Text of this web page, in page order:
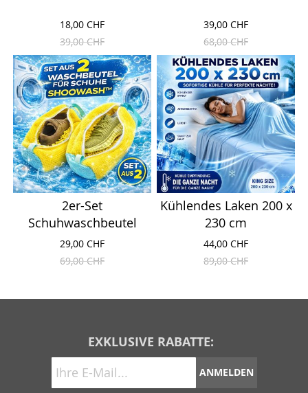
18,00 CHF
39,00 CHF
39,00 CHF
68,00 CHF
2er-Set
Schuhwaschbeutel
29,00 CHF
69,00 CHF
Kühlendes Laken 200 x
230 cm
44,00 CHF
89,00 CHF
EXKLUSIVE RABATTE:
ANMELDEN